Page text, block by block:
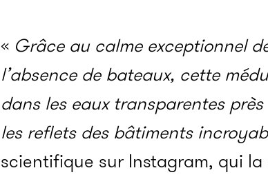
« Grâce au calme exceptionnel
l’absence de bateaux, cette
dans les eaux transparentes
les reflets des bâtiments
scientifique sur Instagram, qui